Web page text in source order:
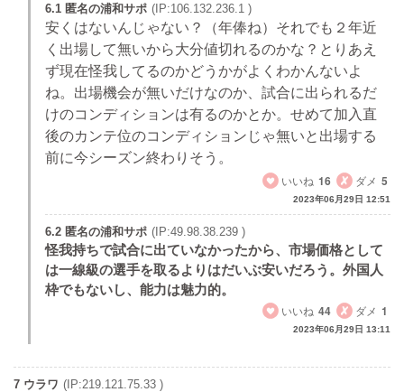
6.1 匿名の浦和サポ (IP:106.132.236.1 )
安くはないんじゃない？（年俸ね）それでも２年近
く出場して無いから大分値切れるのかな？とりあえ
ず現在怪我してるのかどうかがよくわかんないよ
ね。出場機会が無いだけなのか、試合に出られるだ
けのコンディションは有るのかとか。せめて加入直
後のカンテ位のコンディションじゃ無いと出場する
前に今シーズン終わりそう。
いいね 16 ダメ 5
2023年06月29日 12:51
6.2 匿名の浦和サポ (IP:49.98.38.239 )
怪我持ちで試合に出ていなかったから、市場価格として
は一線級の選手を取るよりはだいぶ安いだろう。外国人
枠でもないし、能力は魅力的。
いいね 44 ダメ 1
2023年06月29日 13:11
7 ウラワ (IP:219.121.75.33 )